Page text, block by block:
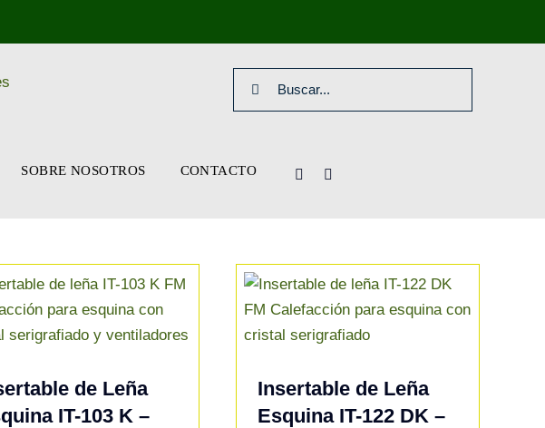
SOBRE NOSOTROS CONTACTO
de Leña
IT-103 K –
Insertable de Leña
Esquina IT-122 DK –